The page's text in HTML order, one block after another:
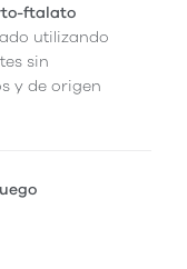
ftalato
utilizando
sin
y de origen